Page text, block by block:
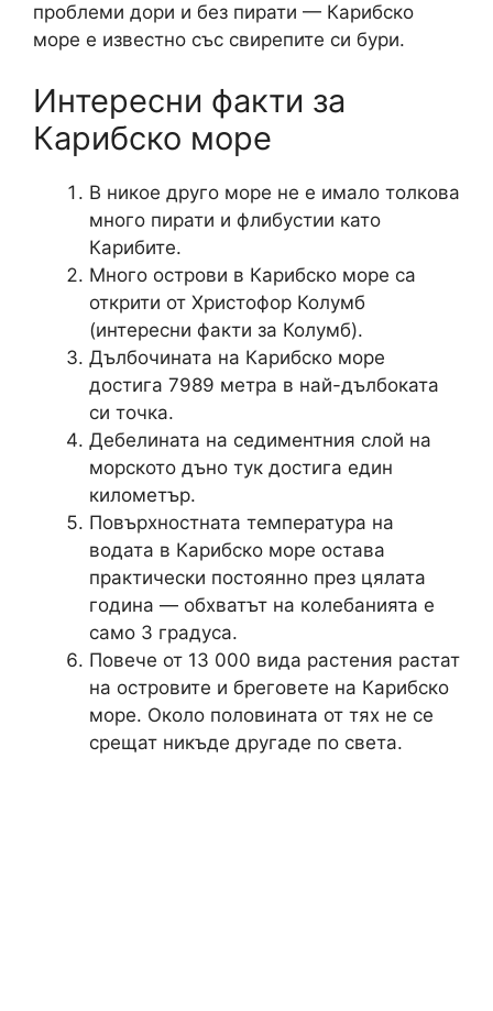
проблеми дори и без пирати — Карибско
море е известно със свирепите си бури.
Интересни факти за
Карибско море
В никое друго море не е имало толкова
много пирати и флибустии като
Карибите.
Много острови в Карибско море са
открити от Христофор Колумб
(интересни факти за Колумб).
Дълбочината на Карибско море
достига 7989 метра в най-дълбоката
си точка.
Дебелината на седиментния слой на
морското дъно тук достига един
километър.
Повърхностната температура на
водата в Карибско море остава
практически постоянно през цялата
година — обхватът на колебанията е
само 3 градуса.
Повече от 13 000 вида растения растат
на островите и бреговете на Карибско
море. Около половината от тях не се
срещат никъде другаде по света.